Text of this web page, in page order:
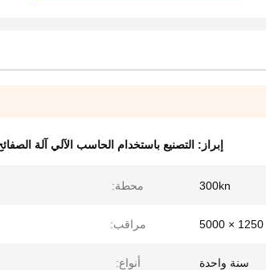
إبراز: التصنيع باستخدام الحاسب الآلي آلة
300kn محطة:
1250 × 5000 مراقب:
سنة واحدة أنواع: